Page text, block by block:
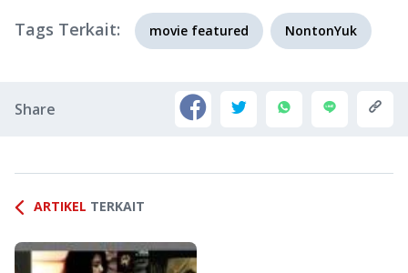
Tags Terkait: movie featured NontonYuk
Share
ARTIKEL TERKAIT